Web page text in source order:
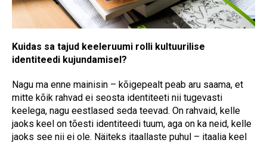
Kuidas sa tajud keeleruumi rolli kultuurilise
identiteedi kujundamisel?
Nagu ma enne mainisin – kõigepealt peab aru saama, et
mitte kõik rahvad ei seosta identiteeti nii tugevasti
keelega, nagu eestlased seda teevad. On rahvaid, kelle
jaoks keel on tõesti identiteedi tuum, aga on ka neid, kelle
jaoks see nii ei ole. Näiteks itaallaste puhul – itaalia keel